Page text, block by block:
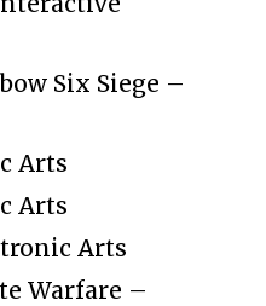
Six Siege –
Arts
Arts
Arts
Warfare –